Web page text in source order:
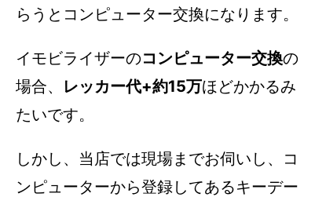
らうとコンピューター交換になります。
イモビライザーのコンピューター交換の
場合、
レッカー代+約15万ほどかかるみ
たいです。
しかし、当店では現場までお伺いし、コ
ンピューターから登録してあるキーデー